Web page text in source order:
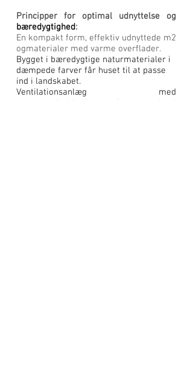
Principper for optimal udnyttelse og
bæredygtighed:
En kompakt form, effektiv udnyttede m2
ogmaterialer med varme overflader.
Bygget i bæredygtige naturmaterialer i
dæmpede farver får huset til at passe
ind i landskabet.
Ventilationsanlæg med
varmegenindvinding for optimal